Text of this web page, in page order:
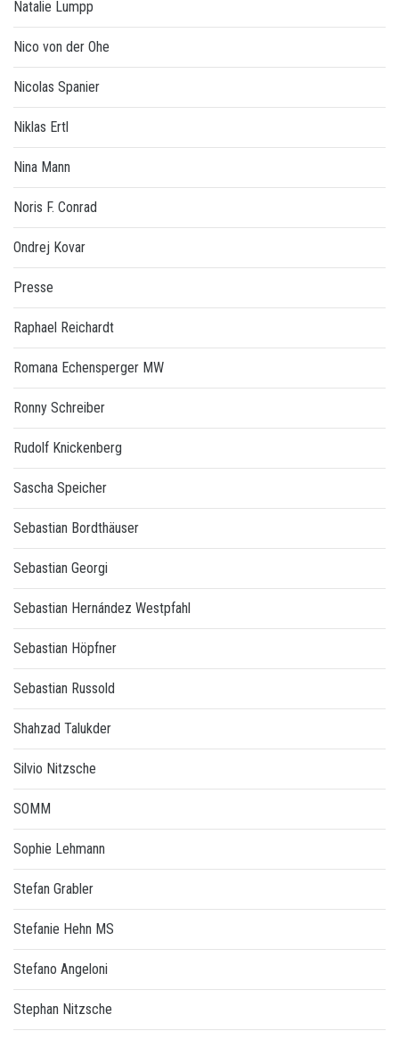
Natalie Lumpp
Nico von der Ohe
Nicolas Spanier
Niklas Ertl
Nina Mann
Noris F. Conrad
Ondrej Kovar
Presse
Raphael Reichardt
Romana Echensperger MW
Ronny Schreiber
Rudolf Knickenberg
Sascha Speicher
Sebastian Bordthäuser
Sebastian Georgi
Sebastian Hernández Westpfahl
Sebastian Höpfner
Sebastian Russold
Shahzad Talukder
Silvio Nitzsche
SOMM
Sophie Lehmann
Stefan Grabler
Stefanie Hehn MS
Stefano Angeloni
Stephan Nitzsche